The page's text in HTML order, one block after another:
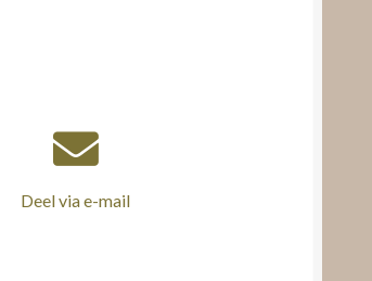
Deel via e-mail